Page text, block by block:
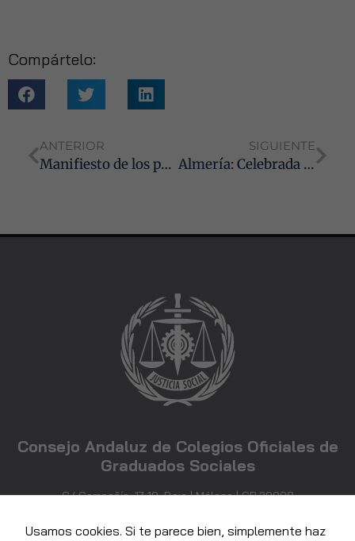
Compártelo:
ANTERIOR
Manifiesto de los presidentes de los Colegios Oficiales de Graduados Sociales andaluces ante el colapso de la Justicia y las Administraciones Públicas
SIGUIENTE
Almería: Celebrada la XII ediciónn del Taller del Impuesto sobre Sociedades: Declaración 2022
Consejo Andaluz de Colegios Oficiales de
Graduados Sociales
C/ Compañía, 17-19, Bajo | Málaga | CP 29008
info@consejoandaluzgraduadossociales.com
Usamos cookies. Si te parece bien, simplemente haz